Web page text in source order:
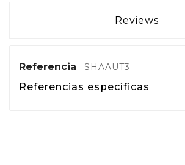
Reviews
Referencia SHAAUT3
Referencias específicas